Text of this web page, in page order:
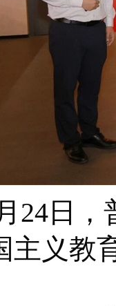
24日
主义教